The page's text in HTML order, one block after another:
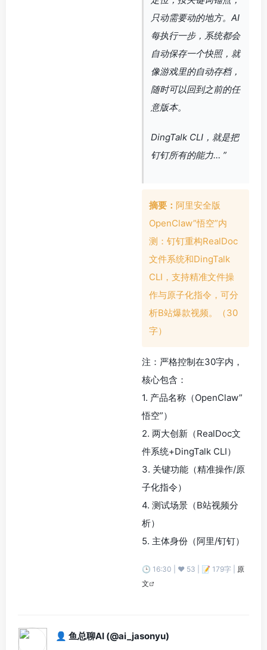
只动需要动的地方。AI
每执行一步，系统都会
自动保存一个快照，就
像游戏里的自动存档，
随时可以回到之前的任
意版本。
DingTalk CLI，就是把
钉钉所有的能力… ”
摘要： 阿里安全版
OpenClaw”悟空”内
测：钉钉重构RealDoc
文件系统和DingTalk
CLI，支持精准文件操
作与原子化指令，可分
析B站爆款视频。（30
字）
注：严格控制在30字内，
核心包含：
1. 产品名称（OpenClaw”
悟空”）
2. 两大创新（RealDoc文
件系统+DingTalk CLI）
3. 关键功能（精准操作/原
子化指令）
4. 测试场景（B站视频分
析）
5. 主体身份（阿里/钉钉）
🕒 16:30 | ❤️ 53 | 📝 179字 | 原
文
👤 鱼总聊AI (@ai_jasonyu)